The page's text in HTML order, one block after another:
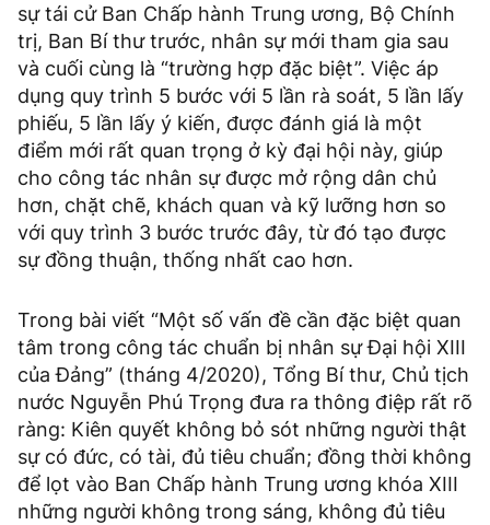
sự tái cử Ban Chấp hành Trung ương, Bộ Chính
trị, Ban Bí thư trước, nhân sự mới tham gia sau
và cuối cùng là “trường hợp đặc biệt”. Việc áp
dụng quy trình 5 bước với 5 lần rà soát, 5 lần lấy
phiếu, 5 lần lấy ý kiến, được đánh giá là một
điểm mới rất quan trọng ở kỳ đại hội này, giúp
cho công tác nhân sự được mở rộng dân chủ
hơn, chặt chẽ, khách quan và kỹ lưỡng hơn so
với quy trình 3 bước trước đây, từ đó tạo được
sự đồng thuận, thống nhất cao hơn.
Trong bài viết “Một số vấn đề cần đặc biệt quan
tâm trong công tác chuẩn bị nhân sự Đại hội XIII
của Đảng” (tháng 4/2020), Tổng Bí thư, Chủ tịch
nước Nguyễn Phú Trọng đưa ra thông điệp rất rõ
ràng: Kiên quyết không bỏ sót những người thật
sự có đức, có tài, đủ tiêu chuẩn; đồng thời không
để lọt vào Ban Chấp hành Trung ương khóa XIII
những người không trong sáng, không đủ tiêu